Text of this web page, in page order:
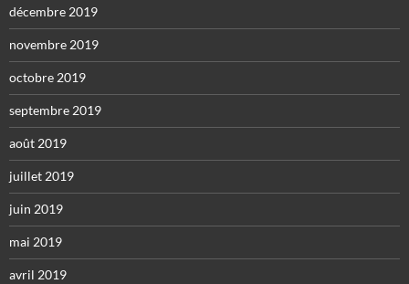
décembre 2019
novembre 2019
octobre 2019
septembre 2019
août 2019
juillet 2019
juin 2019
mai 2019
avril 2019